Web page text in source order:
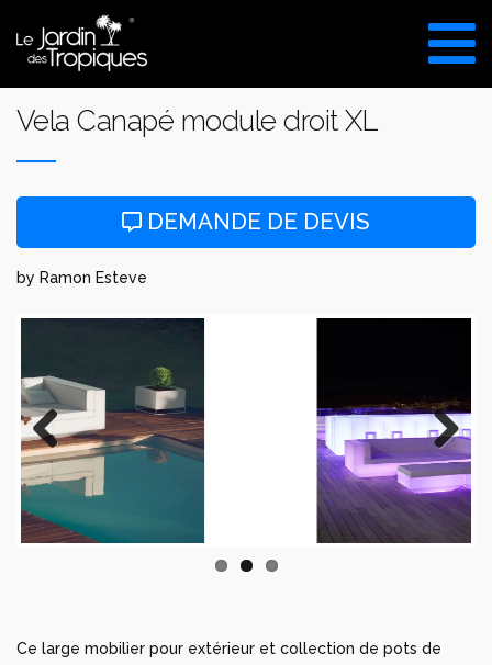
contenu
Vela Canapé module droit XL
DEMANDE DE DEVIS
by Ramon Esteve
Previous Next
Ce large mobilier pour extérieur et collection de pots de